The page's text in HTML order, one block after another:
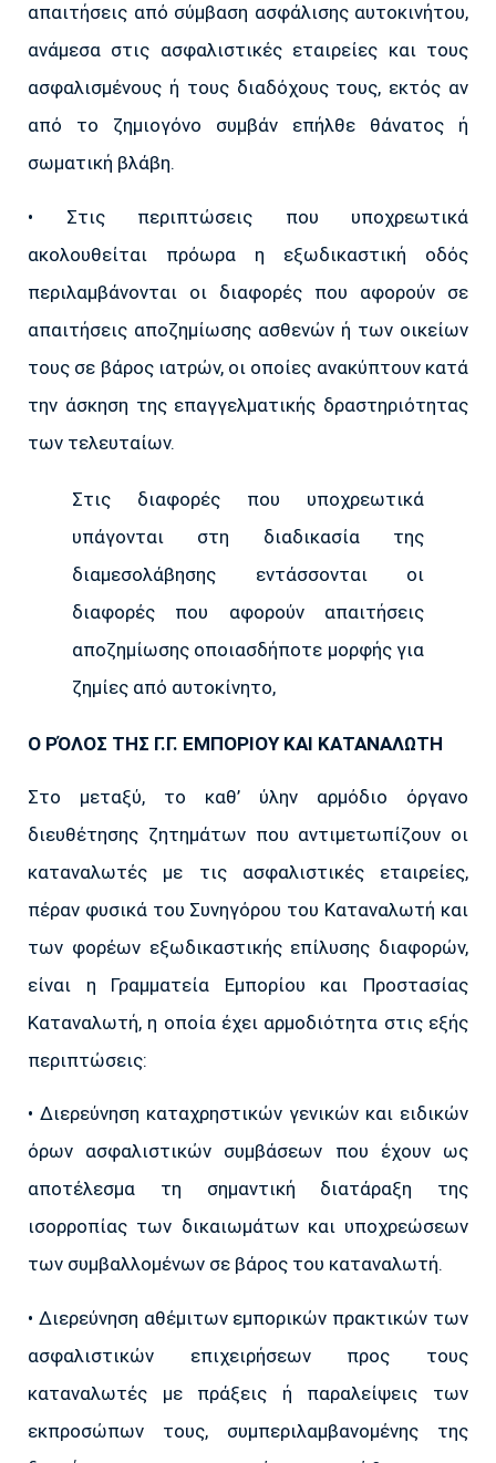
απαιτήσεις από σύμβαση ασφάλισης αυτοκινήτου,
ανάμεσα στις ασφαλιστικές εταιρείες και τους
ασφαλισμένους ή τους διαδόχους τους, εκτός αν
από το ζημιογόνο συμβάν επήλθε θάνατος ή
σωματική βλάβη.
• Στις περιπτώσεις που υποχρεωτικά
ακολουθείται πρόωρα η εξωδικαστική οδός
περιλαμβάνονται οι διαφορές που αφορούν σε
απαιτήσεις αποζημίωσης ασθενών ή των οικείων
τους σε βάρος ιατρών, οι οποίες ανακύπτουν κατά
την άσκηση της επαγγελματικής δραστηριότητας
των τελευταίων.
Στις διαφορές που υποχρεωτικά
υπάγονται στη διαδικασία της
διαμεσολάβησης εντάσσονται οι
διαφορές που αφορούν απαιτήσεις
αποζημίωσης οποιασδήποτε μορφής για
ζημίες από αυτοκίνητο,
Ο ΡΌΛΟΣ ΤΗΣ Γ.Γ. ΕΜΠΟΡIΟΥ ΚΑΙ ΚΑΤΑΝΑΛΩΤH
Στο μεταξύ, το καθ’ ύλην αρμόδιο όργανο
διευθέτησης ζητημάτων που αντιμετωπίζουν οι
καταναλωτές με τις ασφαλιστικές εταιρείες,
πέραν φυσικά του Συνηγόρου του Καταναλωτή και
των φορέων εξωδικαστικής επίλυσης διαφορών,
είναι η Γραμματεία Εμπορίου και Προστασίας
Καταναλωτή, η οποία έχει αρμοδιότητα στις εξής
περιπτώσεις:
• Διερεύνηση καταχρηστικών γενικών και ειδικών
όρων ασφαλιστικών συμβάσεων που έχουν ως
αποτέλεσμα τη σημαντική διατάραξη της
ισορροπίας των δικαιωμάτων και υποχρεώσεων
των συμβαλλομένων σε βάρος του καταναλωτή.
• Διερεύνηση αθέμιτων εμπορικών πρακτικών των
ασφαλιστικών επιχειρήσεων προς τους
καταναλωτές με πράξεις ή παραλείψεις των
εκπροσώπων τους, συμπεριλαμβανομένης της